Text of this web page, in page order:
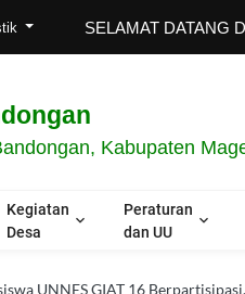
SELAMAT DATANG DI
Kabupaten
Kegiatan
Desa
Peraturan
dan UU
UNNES GIAT 16